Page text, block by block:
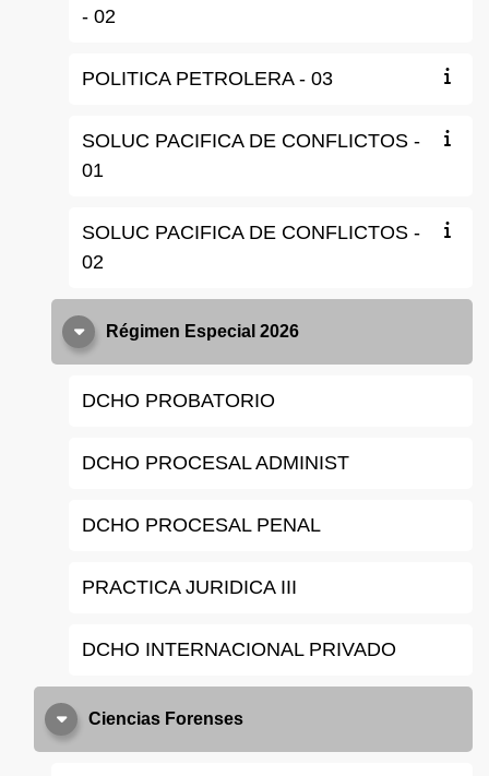
- 02
POLITICA PETROLERA - 03
SOLUC PACIFICA DE CONFLICTOS -
01
SOLUC PACIFICA DE CONFLICTOS -
02
Régimen Especial 2026
DCHO PROBATORIO
DCHO PROCESAL ADMINIST
DCHO PROCESAL PENAL
PRACTICA JURIDICA III
DCHO INTERNACIONAL PRIVADO
Ciencias Forenses